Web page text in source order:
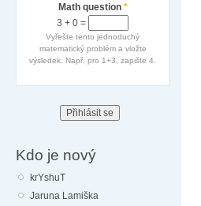
Math question *
3 + 0 =
Vyřešte tento jednoduchý
matematický problém a vložte
výsledek. Např. pro 1+3, zapište 4.
Kdo je nový
krYshuT
Jaruna Lamiška